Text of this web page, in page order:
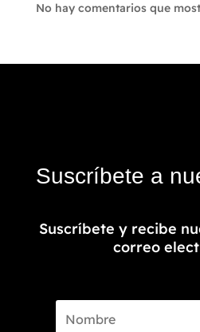
No hay comentarios que
Suscríbete a
Suscríbete y recibe
correo